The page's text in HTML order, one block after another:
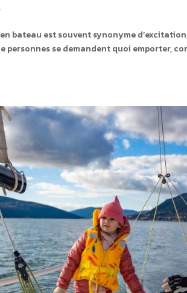
bateau est souvent synonyme
se demandent quoi emporter,